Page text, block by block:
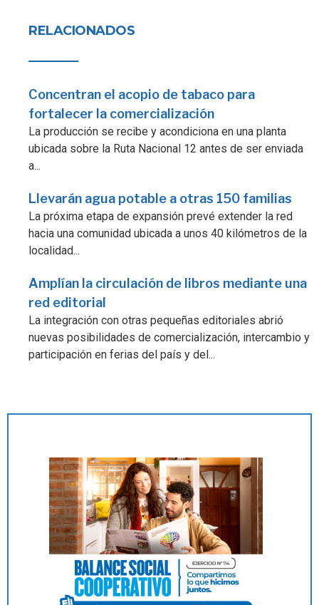
RELACIONADOS
Concentran el acopio de tabaco para
fortalecer la comercialización
La producción se recibe y acondiciona en una planta
ubicada sobre la Ruta Nacional 12 antes de ser enviada
a...
Llevarán agua potable a otras 150 familias
La próxima etapa de expansión prevé extender la red
hacia una comunidad ubicada a unos 40 kilómetros de la
localidad...
Amplían la circulación de libros mediante una
red editorial
La integración con otras pequeñas editoriales abrió
nuevas posibilidades de comercialización, intercambio y
participación en ferias del país y del...